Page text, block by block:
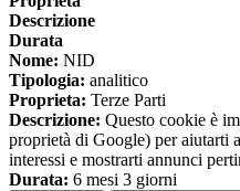
Descrizione
Durata
Nome: NID
Tipologia: analitico
Proprieta: Terze Parti
Descrizione: Questo cookie è
proprietà di Google) per aiutarti
interessi e mostrarti annunci
Durata: 6 mesi 3 giorni